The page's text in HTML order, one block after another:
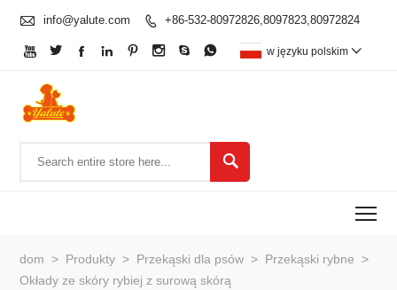
 info@yalute.com  +86-532-80972826,8097823,80972824
        w języku polskim 

dom > Produkty > Przekąski dla psów > Przekąski rybne >
Okłady ze skóry rybiej z surową skórą